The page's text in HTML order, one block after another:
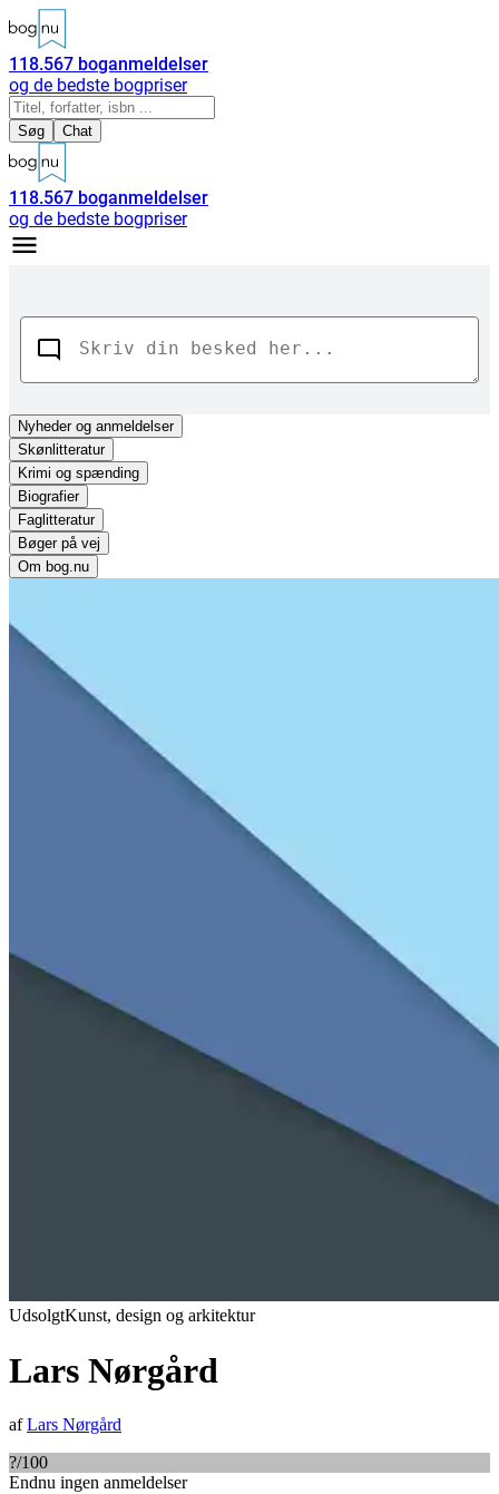
118.567 boganmeldelser
og de bedste bogpriser
Søg Chat
118.567 boganmeldelser
og de bedste bogpriser
Nyhederog anmeldelser
Skønlitteratur
Krimi og spænding
Biografier
Faglitteratur
Bøger på vej
Om bog.nu
UdsolgtKunst, design og arkitektur
Lars Nørgård
afLars Nørgård
?/100
Endnu ingen anmeldelser